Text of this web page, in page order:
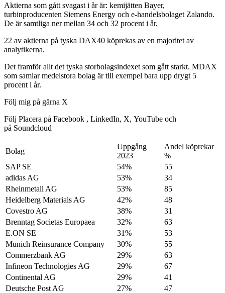
Aktierna som gått svagast i år är: kemijätten Bayer,
turbinproducenten Siemens Energy och e-handelsbolaget Zalando.
De är samtliga ner mellan 34 och 32 procent i år.
22 av aktierna på tyska DAX40 köprekas av en majoritet av
analytikerna.
Det framför allt det tyska storbolagsindexet som gått starkt. MDAX
som samlar medelstora bolag är till exempel bara upp drygt 5
procent i år.
Följ mig på gärna X
Följ Placera på Facebook , LinkedIn, X, YouTube och
på Soundcloud
Bolag
Uppgång
2023
Andel köprekar
%
SAP SE
54%
55
adidas AG
53%
34
Rheinmetall AG
53%
85
Heidelberg Materials AG
42%
48
Covestro AG
38%
31
Brenntag Societas Europaea
32%
63
E.ON SE
31%
53
Munich Reinsurance Company
30%
55
Commerzbank AG
29%
63
Infineon Technologies AG
29%
67
Continental AG
29%
41
Deutsche Post AG
27%
47